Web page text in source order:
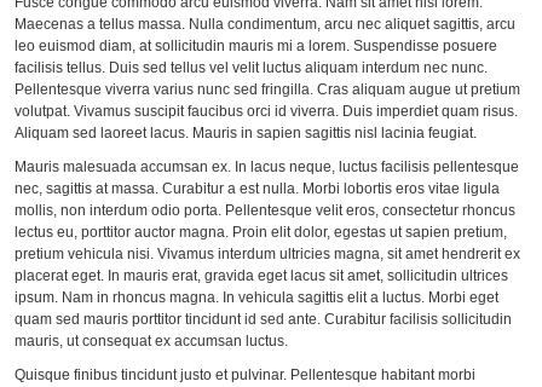
Maecenas a tellus massa. Nulla condimentum, arcu nec aliquet sagittis, arcu
leo euismod diam, at sollicitudin mauris mi a lorem. Suspendisse posuere
facilisis tellus. Duis sed tellus vel velit luctus aliquam interdum nec nunc.
Pellentesque viverra varius nunc sed fringilla. Cras aliquam augue ut pretium
volutpat. Vivamus suscipit faucibus orci id viverra. Duis imperdiet quam risus.
Aliquam sed laoreet lacus. Mauris in sapien sagittis nisl lacinia feugiat.
Mauris malesuada accumsan ex. In lacus neque, luctus facilisis pellentesque
nec, sagittis at massa. Curabitur a est nulla. Morbi lobortis eros vitae ligula
mollis, non interdum odio porta. Pellentesque velit eros, consectetur rhoncus
lectus eu, porttitor auctor magna. Proin elit dolor, egestas ut sapien pretium,
pretium vehicula nisi. Vivamus interdum ultricies magna, sit amet hendrerit ex
placerat eget. In mauris erat, gravida eget lacus sit amet, sollicitudin ultrices
ipsum. Nam in rhoncus magna. In vehicula sagittis elit a luctus. Morbi eget
quam sed mauris porttitor tincidunt id sed ante. Curabitur facilisis sollicitudin
mauris, ut consequat ex accumsan luctus.
Quisque finibus tincidunt justo et pulvinar. Pellentesque habitant morbi